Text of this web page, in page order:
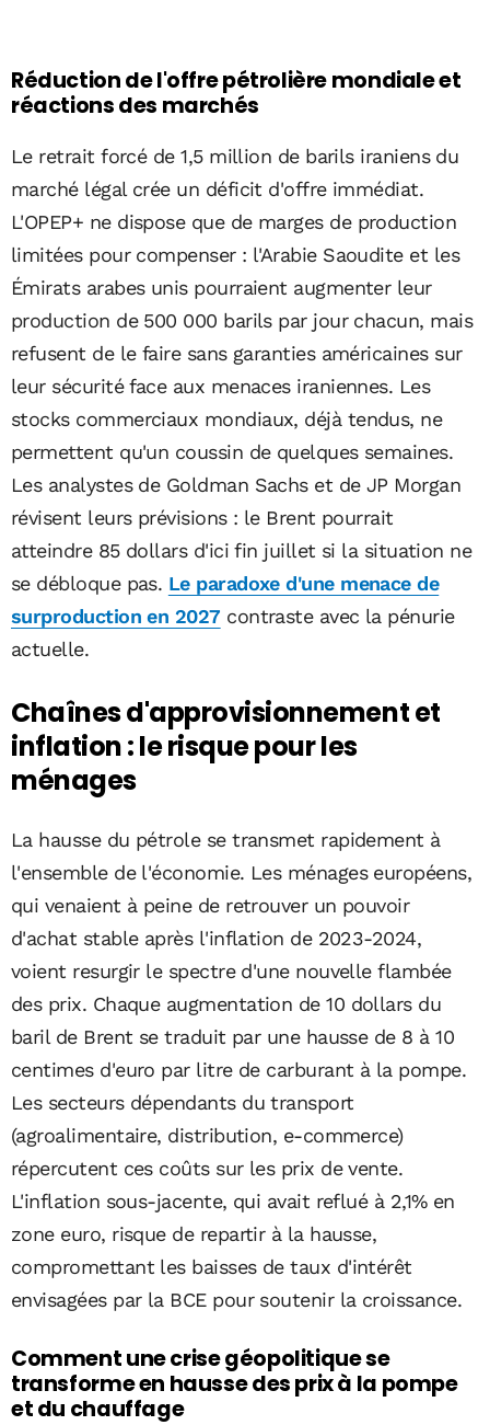
Réduction de l'offre pétrolière mondiale et
réactions des marchés
Le retrait forcé de 1,5 million de barils iraniens du
marché légal crée un déficit d'offre immédiat.
L'OPEP+ ne dispose que de marges de production
limitées pour compenser : l'Arabie Saoudite et les
Émirats arabes unis pourraient augmenter leur
production de 500 000 barils par jour chacun, mais
refusent de le faire sans garanties américaines sur
leur sécurité face aux menaces iraniennes. Les
stocks commerciaux mondiaux, déjà tendus, ne
permettent qu'un coussin de quelques semaines.
Les analystes de Goldman Sachs et de JP Morgan
révisent leurs prévisions : le Brent pourrait
atteindre 85 dollars d'ici fin juillet si la situation ne
se débloque pas. Le paradoxe d'une menace de
surproduction en 2027 contraste avec la pénurie
actuelle.
Chaînes d'approvisionnement et
inflation : le risque pour les
ménages
La hausse du pétrole se transmet rapidement à
l'ensemble de l'économie. Les ménages européens,
qui venaient à peine de retrouver un pouvoir
d'achat stable après l'inflation de 2023-2024,
voient resurgir le spectre d'une nouvelle flambée
des prix. Chaque augmentation de 10 dollars du
baril de Brent se traduit par une hausse de 8 à 10
centimes d'euro par litre de carburant à la pompe.
Les secteurs dépendants du transport
(agroalimentaire, distribution, e-commerce)
répercutent ces coûts sur les prix de vente.
L'inflation sous-jacente, qui avait reflué à 2,1% en
zone euro, risque de repartir à la hausse,
compromettant les baisses de taux d'intérêt
envisagées par la BCE pour soutenir la croissance.
Comment une crise géopolitique se
transforme en hausse des prix à la pompe
et du chauffage